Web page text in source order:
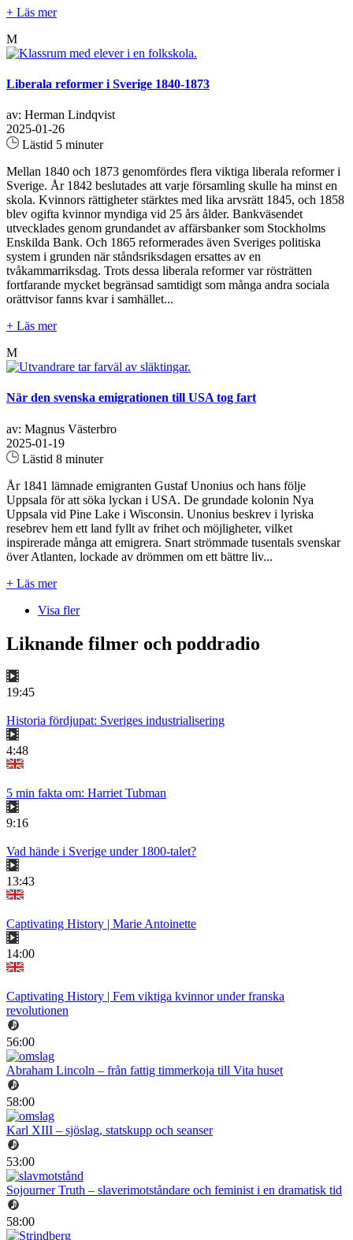
+ Läs mer
M
Liberala reformer i Sverige 1840-1873
av: Herman Lindqvist
2025-01-26
Lästid 5 minuter
Mellan 1840 och 1873 genomfördes flera viktiga liberala reformer i
Sverige. År 1842 beslutades att varje församling skulle ha minst en
skola. Kvinnors rättigheter stärktes med lika arvsrätt 1845, och 1858
blev ogifta kvinnor myndiga vid 25 års ålder. Bankväsendet
utvecklades genom grundandet av affärsbanker som Stockholms
Enskilda Bank. Och 1865 reformerades även Sveriges politiska
system i grunden när ståndsriksdagen ersattes av en
tvåkammarriksdag. Trots dessa liberala reformer var rösträtten
fortfarande mycket begränsad samtidigt som många andra sociala
orättvisor fanns kvar i samhället...
+ Läs mer
M
När den svenska emigrationen till USA tog fart
av: Magnus Västerbro
2025-01-19
Lästid 8 minuter
År 1841 lämnade emigranten Gustaf Unonius och hans följe
Uppsala för att söka lyckan i USA. De grundade kolonin Nya
Uppsala vid Pine Lake i Wisconsin. Unonius beskrev i lyriska
resebrev hem ett land fyllt av frihet och möjligheter, vilket
inspirerade många att emigrera. Snart strömmade tusentals svenskar
över Atlanten, lockade av drömmen om ett bättre liv...
+ Läs mer
Visa fler
Liknande filmer och poddradio
19:45
Historia fördjupat: Sveriges industrialisering
4:48
5 min fakta om: Harriet Tubman
9:16
Vad hände i Sverige under 1800-talet?
13:43
Captivating History | Marie Antoinette
14:00
Captivating History | Fem viktiga kvinnor under franska
revolutionen
56:00
Abraham Lincoln – från fattig timmerkoja till Vita huset
58:00
Karl XIII – sjöslag, statskupp och seanser
53:00
Sojourner Truth – slaverimotståndare och feminist i en dramatisk tid
58:00